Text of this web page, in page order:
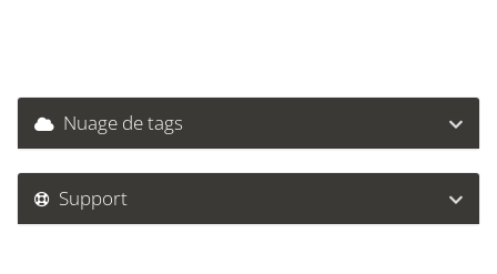
Nuage de tags
Support